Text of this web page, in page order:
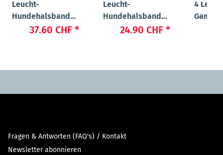
Leucht-
Hundehalsband
"Beauty"
37.60 CHF *
Leucht-
Hundehalsband
"Cash"24.90 CHF *
4
Fragen & Antworten (FAQ's) / Kontakt
Newsletter abonnieren